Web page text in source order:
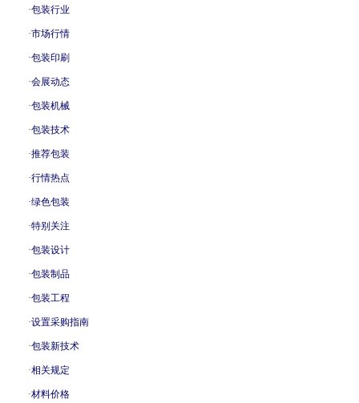
·包装行业
·市场行情
·包装印刷
·会展动态
·包装机械
·包装技术
·推荐包装
·行情热点
·绿色包装
·特别关注
·包装设计
·包装制品
·包装工程
·设置采购指南
·包装新技术
·相关规定
·材料价格